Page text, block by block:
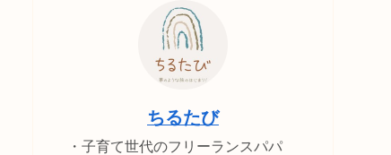
ちるたび
・子育て世代のフリーランスパパ